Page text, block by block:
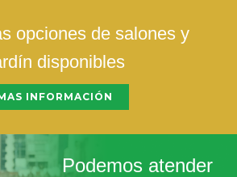
opciones de salones y
disponibles
INFORMACIÓN
Podemos atender